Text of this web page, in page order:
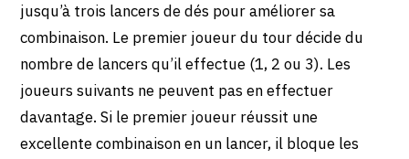
jusqu’à trois lancers de dés pour améliorer sa
combinaison. Le premier joueur du tour décide du
nombre de lancers qu’il effectue (1, 2 ou 3). Les
joueurs suivants ne peuvent pas en effectuer
davantage. Si le premier joueur réussit une
excellente combinaison en un lancer, il bloque les